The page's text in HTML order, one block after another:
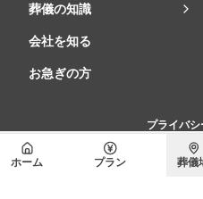
ホーム プラン 葬儀
関東エリア
葬儀の知識
会社を知る
お急ぎの方
プライバ
©2023